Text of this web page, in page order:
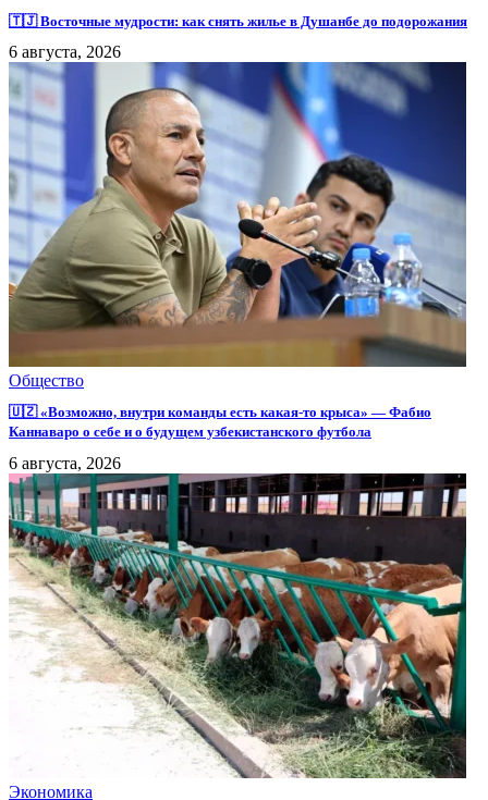
🇹🇯 Восточные мудрости: как снять жилье в Душанбе до подорожания
6 августа, 2026
Общество
🇺🇿 «Возможно, внутри команды есть какая-то крыса» — Фабио
Каннаваро о себе и о будущем узбекистанского футбола
6 августа, 2026
Экономика